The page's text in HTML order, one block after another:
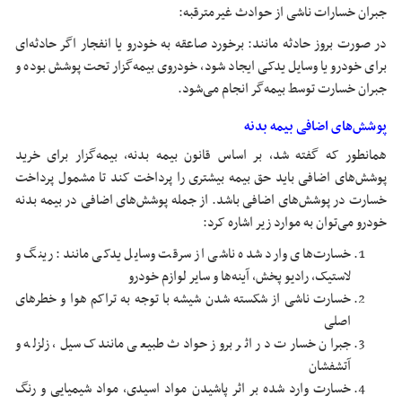
جبران خسارات ناشی از حوادث غیرمترقبه:
در صورت بروز حادثه مانند: برخورد صاعقه به خودرو یا انفجار اگر حادثه‌ای
برای خودرو یا وسایل یدکی ایجاد شود، خودروی بیمه‌گزار تحت پوشش بوده و
جبران خسارت توسط بیمه‌گر انجام می‌شود.
پوشش‌های اضافی بیمه بدنه
همانطور که گفته شد، بر اساس قانون بیمه بدنه، بیمه‌گزار برای خرید
پوشش‌های اضافی باید حق بیمه بیشتری را پرداخت کند تا مشمول پرداخت
خسارت در پوشش‌های اضافی باشد. از جمله پوشش‌های اضافی در بیمه بدنه
خودرو می‌توان به موارد زیر اشاره کرد:
خسارت‌های وارد شده ناشی از سرقت وسایل یدکی مانند: رینگ و
لاستیک، رادیو پخش، آینه‌ها و سایر لوازم خودرو
خسارت ناشی از شکسته شدن شیشه با توجه به تراکم هوا و خطر‌های
اصلی
جبران خسارت در اثر بروز حوادث طبیعی مانندک سیل، زلزله و
آتشفشان
خسارت وارد شده بر اثر پاشیدن مواد اسیدی، مواد شیمیایی و رنگ